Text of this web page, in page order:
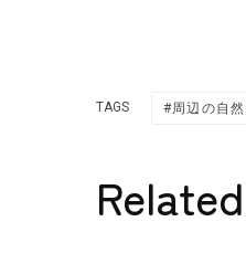
TAGS 周辺の自然
Related